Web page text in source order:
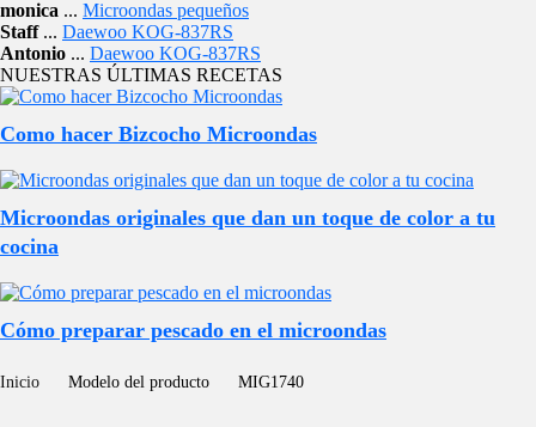
monica ... Microondas pequeños
Staff... Daewoo KOG-837RS
Antonio ... Daewoo KOG-837RS
NUESTRAS ÚLTIMAS RECETAS
Como hacer Bizcocho Microondas
Microondas originales que dan un toque de color a tu
cocina
Cómo preparar pescado en el microondas
Inicio Modelo del producto MIG1740